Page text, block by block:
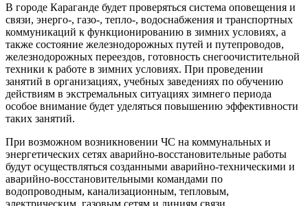
В городе Караганде будет проверяться система оповещения и
связи, энерго-, газо-, тепло-, водоснабжения и транспортных
коммуникаций к функционированию в зимних условиях, а
также состояние железнодорожных путей и путепроводов,
железнодорожных переездов, готовность снегоочистительной
техники к работе в зимних условиях. При проведении
занятий в организациях, учебных заведениях по обучению
действиям в экстремальных ситуациях зимнего периода
особое внимание будет уделяться повышению эффективности
таких занятий.
При возможном возникновении ЧС на коммунальных и
энергетических сетях аварийно-восстановительные работы
будут осуществляться созданными аварийно-техническими и
аварийно-восстановительными командами по
водопроводным, канализационным, тепловым,
электрическим, газовым сетям и линиям связи.